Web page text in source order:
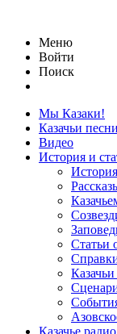
Меню
Войти
Поиск
Мы Казаки!
Казачьи песни
Видео
История и
История
Статьи
Казачье радио